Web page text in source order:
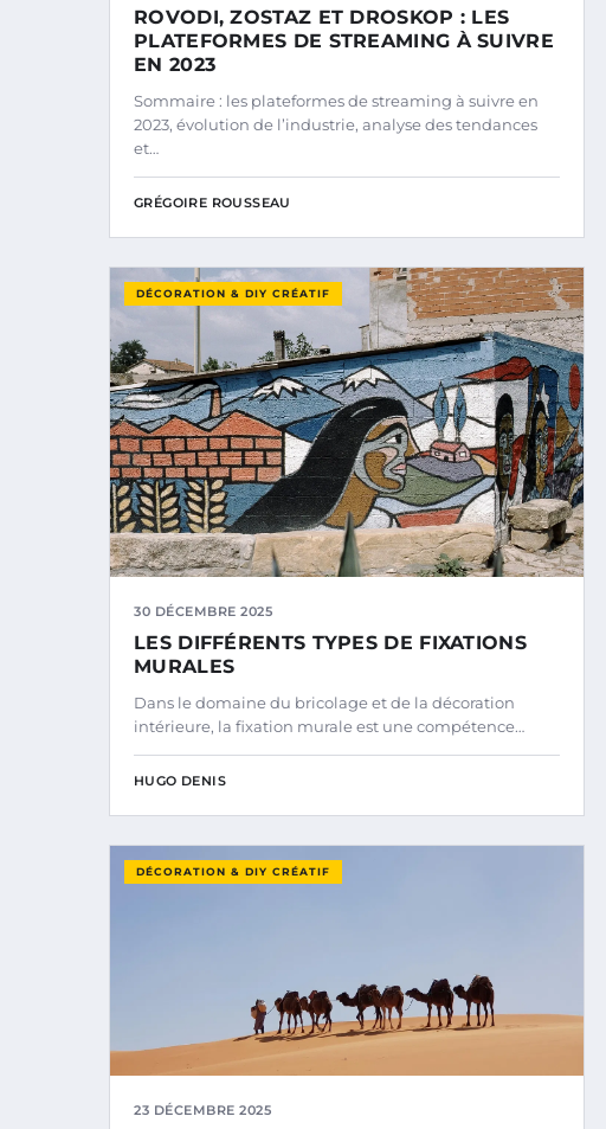
ROVODI, ZOSTAZ ET DROSKOP : LES
PLATEFORMES DE STREAMING À SUIVRE
EN 2023
Sommaire : les plateformes de streaming à suivre en
2023, évolution de l’industrie, analyse des tendances
et…
GRÉGOIRE ROUSSEAU
DÉCORATION & DIY CRÉATIF
30 DÉCEMBRE 2025
LES DIFFÉRENTS TYPES DE FIXATIONS
MURALES
Dans le domaine du bricolage et de la décoration
intérieure, la fixation murale est une compétence…
HUGO DENIS
DÉCORATION & DIY CRÉATIF
23 DÉCEMBRE 2025